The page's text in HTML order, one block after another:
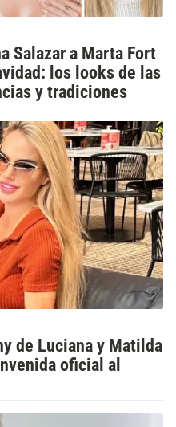
Salazar a Marta Fort
los looks de las
y tradiciones
de Luciana y Matilda
oficial al